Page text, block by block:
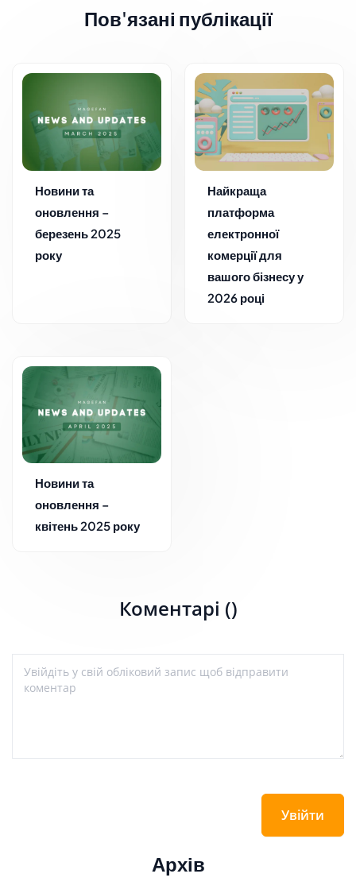
Пов'язані публікації
Новини та
оновлення –
березень 2025
року
Найкраща
платформа
електронної
комерції для
вашого бізнесу у
2026 році
Новини та
оновлення –
квітень 2025 року
Коментарі ()
Увійти
Архів